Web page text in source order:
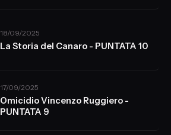
18/09/2025
La Storia del Canaro - PUNTATA 10
17/09/2025
Omicidio Vincenzo Ruggiero -
PUNTATA 9